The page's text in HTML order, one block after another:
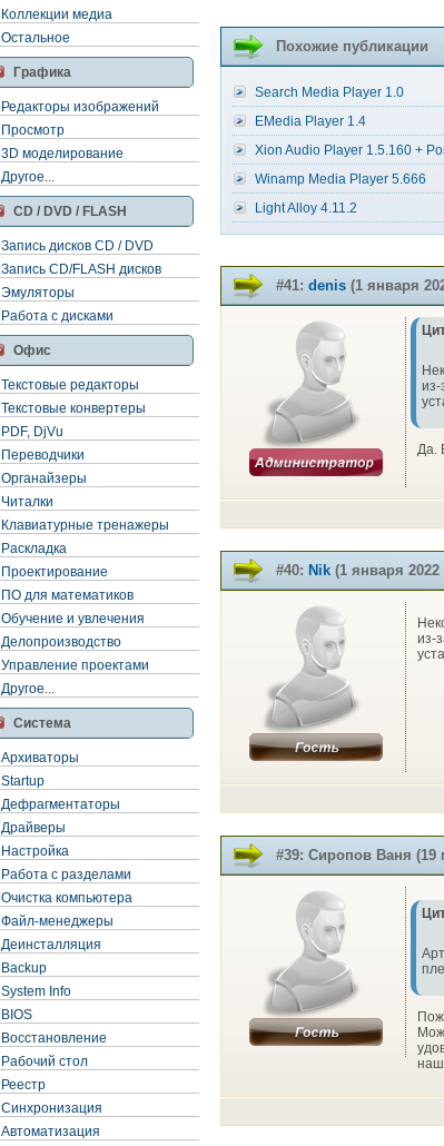
Коллекции медиа
Остальное
Графика
Редакторы изображений
Просмотр
3D моделирование
Другое...
CD / DVD / FLASH
Запись дисков CD / DVD
Запись CD/FLASH дисков
Эмуляторы
Работа с дисками
Офис
Текстовые редакторы
Текстовые конвертеры
PDF, DjVu
Переводчики
Органайзеры
Читалки
Клавиатурные тренажеры
Раскладка
Проектирование
ПО для математиков
Обучение и увлечения
Делопроизводство
Управление проектами
Другое...
Система
Архиваторы
Startup
Дефрагментаторы
Драйверы
Настройка
Работа с разделами
Очистка компьютера
Файл-менеджеры
Деинсталляция
Backup
System Info
BIOS
Восстановление
Рабочий стол
Реестр
Синхронизация
Автоматизация
Похожие публикации
Search Media Player 1.0
EMedia Player 1.4
Xion Audio Player 1.5.160 +
Winamp Media Player 5.666
Light Alloy 4.11.2
#41: denis (1 января
из-
Да.
#40: Nik (1 января 2022
из-
#39: Сиропов Ваня (19